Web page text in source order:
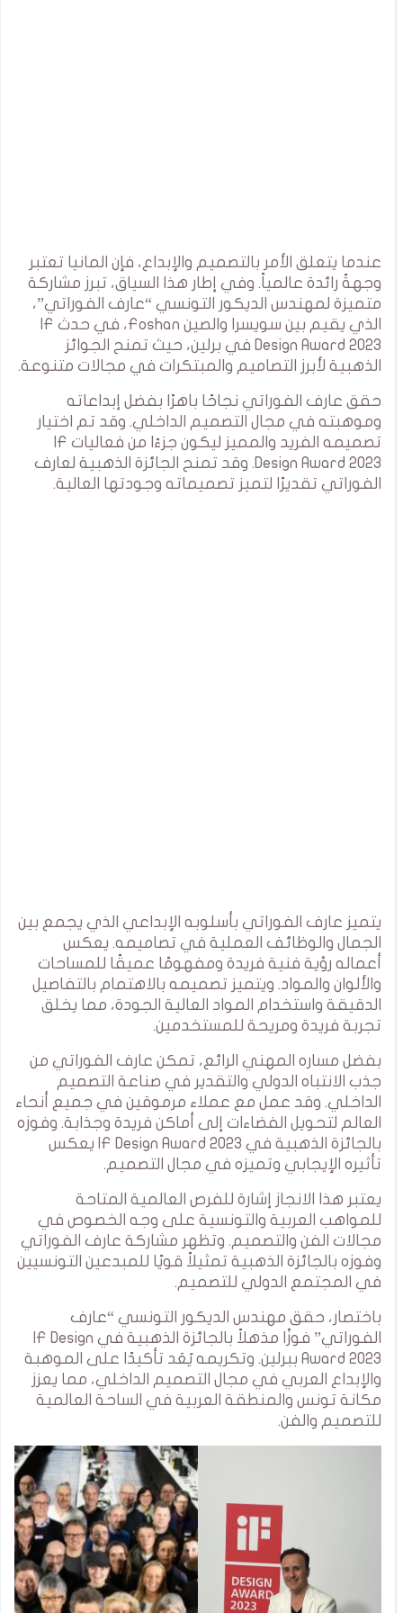
عندما يتعلق الأمر بالتصميم والإبداع، فإن المانيا تعتبر
وجهةً رائدة عالمياً. وفي إطار هذا السياق، تبرز مشاركة
متميزة لمهندس الديكور التونسي “عارف الفوراتي”،
الذي يقيم بين سويسرا والصين Foshan، في حدث IF
Design Award 2023 في برلين، حيث تمنح الجوائز
الذهبية لأبرز التصاميم والمبتكرات في مجالات متنوعة.
حقق عارف الفوراتي نجاحًا باهرًا بفضل إبداعاته
وموهبته في مجال التصميم الداخلي. وقد تم اختيار
تصميمه الفريد والمميز ليكون جزءًا من فعاليات IF
Design Award 2023. وقد تمنح الجائزة الذهبية لعارف
الفوراتي تقديرًا لتميز تصميماته وجودتها العالية.
يتميز عارف الفوراتي بأسلوبه الإبداعي الذي يجمع بين
الجمال والوظائف العملية في تصاميمه. يعكس
أعماله رؤية فنية فريدة ومفهومًا عميقًا للمساحات
والألوان والمواد. ويتميز تصميمه بالاهتمام بالتفاصيل
الدقيقة واستخدام المواد العالية الجودة، مما يخلق
تجربة فريدة ومريحة للمستخدمين.
بفضل مساره المهني الرائع، تمكن عارف الفوراتي من
جذب الانتباه الدولي والتقدير في صناعة التصميم
الداخلي. وقد عمل مع عملاء مرموقين في جميع أنحاء
العالم لتحويل الفضاءات إلى أماكن فريدة وجذابة. وفوزه
بالجائزة الذهبية في IF Design Award 2023 يعكس
تأثيره الإيجابي وتميزه في مجال التصميم.
يعتبر هذا الانجاز إشارة للفرص العالمية المتاحة
للمواهب العربية والتونسية على وجه الخصوص في
مجالات الفن والتصميم. وتظهر مشاركة عارف الفوراتي
وفوزه بالجائزة الذهبية تمثيلاً قويًا للمبدعين التونسيين
في المجتمع الدولي للتصميم.
باختصار، حقق مهندس الديكور التونسي “عارف
الفوراتي” فوزًا مذهلاً بالجائزة الذهبية في IF Design
Award 2023 ببرلين. وتكريمه يُعَد تأكيدًا على الموهبة
والإبداع العربي في مجال التصميم الداخلي، مما يعزز
مكانة تونس والمنطقة العربية في الساحة العالمية
للتصميم والفن.